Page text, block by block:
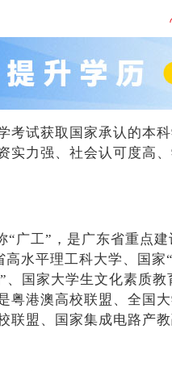
考试获取国家承认的本
实力强、社会认可度高
广工”，是广东省重点建
水平理工科大学、国家
国家大学生文化素质教
粤港澳高校联盟、全国
联盟、国家集成电路产